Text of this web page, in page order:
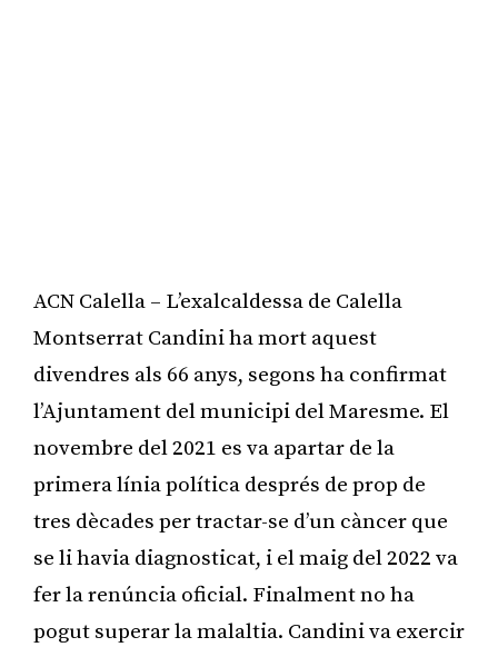
ACN Calella – L’exalcaldessa de Calella
Montserrat Candini ha mort aquest
divendres als 66 anys, segons ha confirmat
l’Ajuntament del municipi del Maresme. El
novembre del 2021 es va apartar de la
primera línia política després de prop de
tres dècades per tractar-se d’un càncer que
se li havia diagnosticat, i el maig del 2022 va
fer la renúncia oficial. Finalment no ha
pogut superar la malaltia. Candini va exercir